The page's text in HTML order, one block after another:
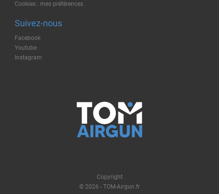
Cookies : mes préférences
Suivez-nous
Facebook
Youtube
Instagram
Copyright
© 2026 - TOM-Airgun.fr